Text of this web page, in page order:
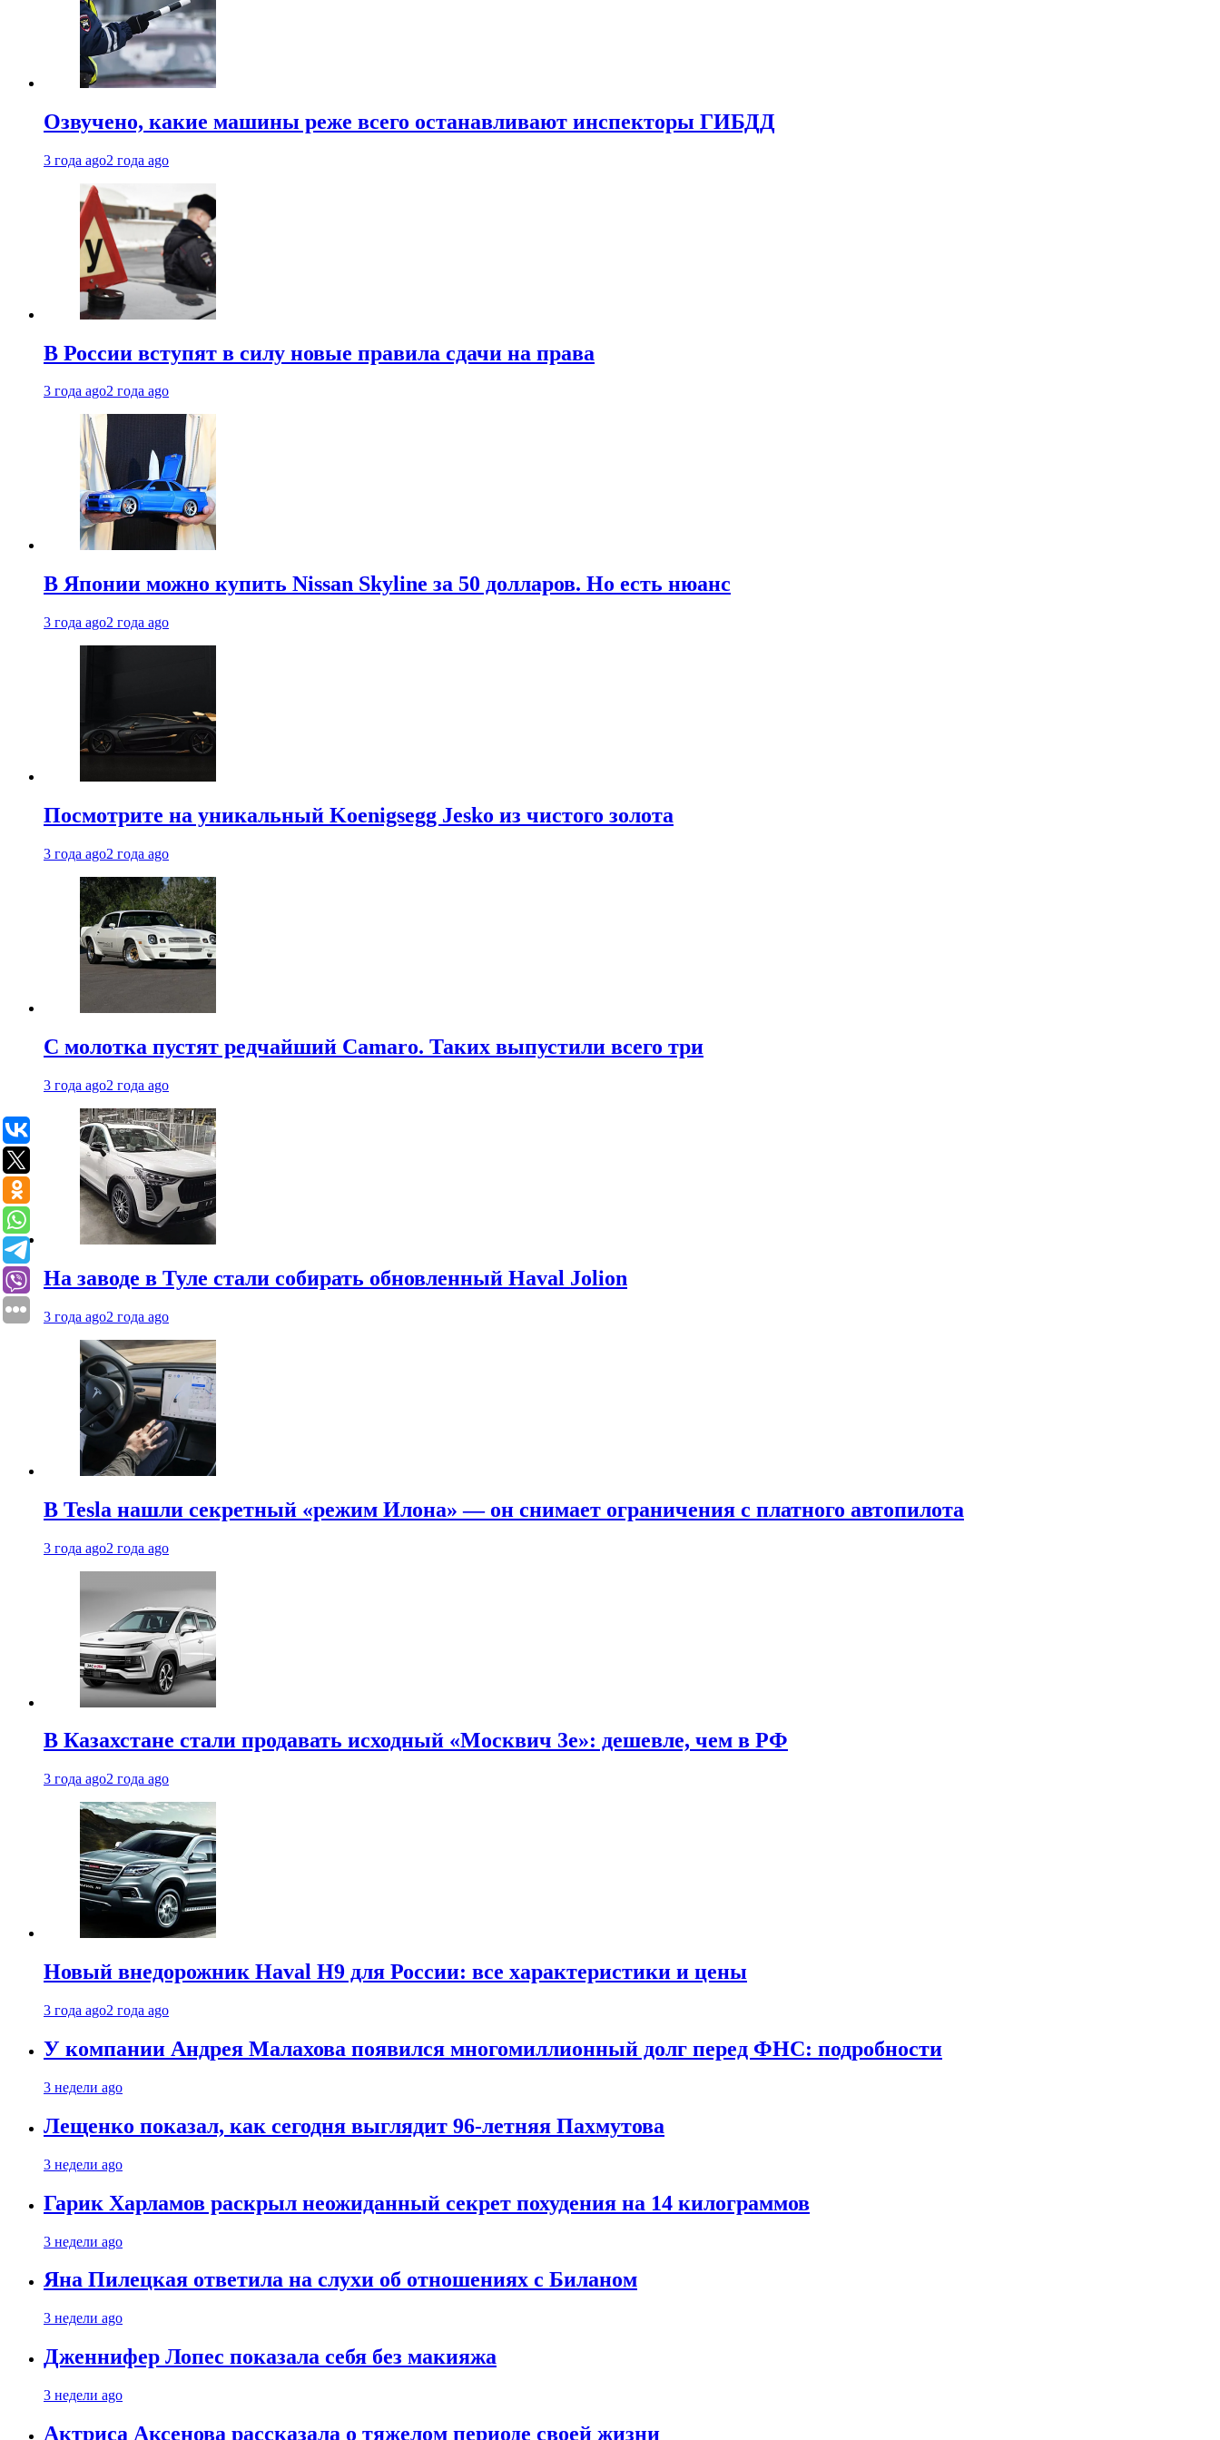
Озвучено, какие машины реже всего останавливают инспекторы ГИБДД
3 года ago2 года ago
В России вступят в силу новые правила сдачи на права
3 года ago2 года ago
В Японии можно купить Nissan Skyline за 50 долларов. Но есть нюанс
3 года ago2 года ago
Посмотрите на уникальный Koenigsegg Jesko из чистого золота
3 года ago2 года ago
С молотка пустят редчайший Camaro. Таких выпустили всего три
3 года ago2 года ago
На заводе в Туле стали собирать обновленный Haval Jolion
3 года ago2 года ago
В Tesla нашли секретный «режим Илона» — он снимает ограничения с платного автопилота
3 года ago2 года ago
В Казахстане стали продавать исходный «Москвич 3e»: дешевле, чем в РФ
3 года ago2 года ago
Новый внедорожник Haval H9 для России: все характеристики и цены
3 года ago2 года ago
У компании Андрея Малахова появился многомиллионный долг перед ФНС: подробности
3 недели ago
Лещенко показал, как сегодня выглядит 96-летняя Пахмутова
3 недели ago
Гарик Харламов раскрыл неожиданный секрет похудения на 14 килограммов
3 недели ago
Яна Пилецкая ответила на слухи об отношениях с Биланом
3 недели ago
Дженнифер Лопес показала себя без макияжа
3 недели ago
Актриса Аксенова рассказала о тяжелом периоде своей жизни